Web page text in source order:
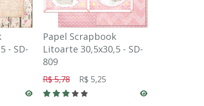
- SD-
Papel Scrapbook
Litoarte 30,5x30,5 - SD-
809
R$ 5,78 R$ 5,25